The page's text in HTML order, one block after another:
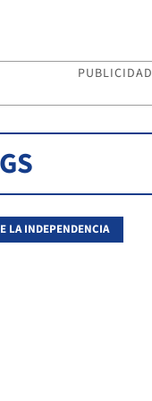
PUBLICIDAD
LA INDEPENDENCIA